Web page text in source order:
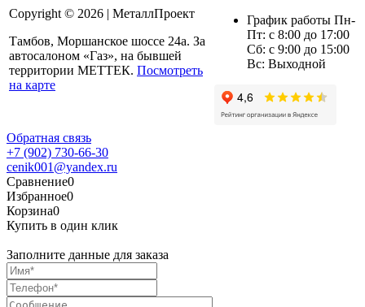
Copyright © 2026 | МеталлПроект
Тамбов, Моршанское шоссе 24а. За
автосалоном «Газ», на бывшей
территории МЕТТЕК. Посмотреть
на карте
График работы Пн-
Пт: с 8:00 до 17:00
Сб: с 9:00 до 15:00
Вс: Выходной
Обратная связь
+7 (902) 730-66-30
cenik001@yandex.ru
Сравнение0
Избранное0
Корзина0
Купить в один клик
Заполните данные для заказа